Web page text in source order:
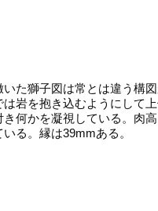
た獅子図は常とは違う構
岩を抱き込むようにして
何かを凝視している。肉
る。縁は39mmある。